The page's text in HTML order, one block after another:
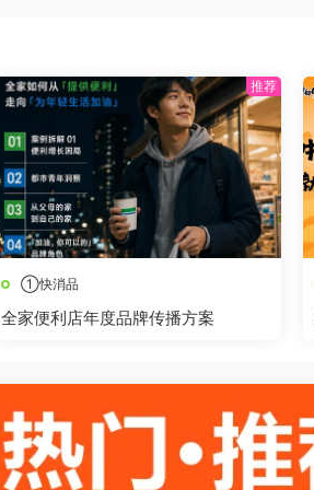
①快消品
全家便利店年度品牌传播方案